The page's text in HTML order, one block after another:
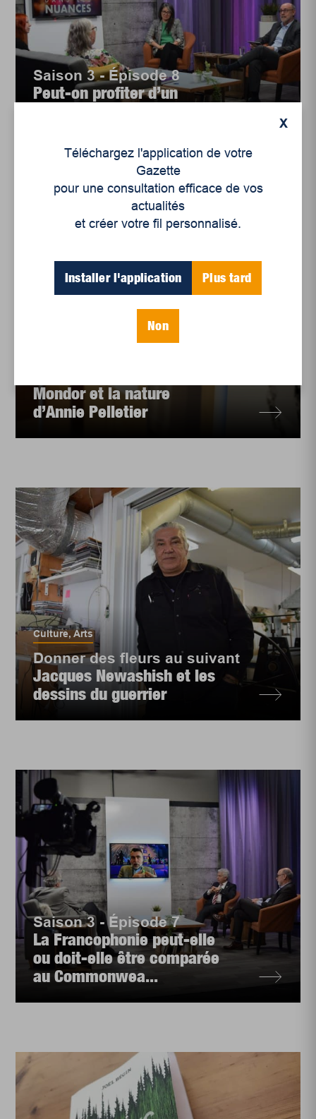
Saison 3 - Épisode 8
Peut-on profiter d’un
Arts
Mondor et la nature
d’Annie Pelletier
Culture,Arts
Donner des fleurs au suivant
Jacques Newashish et les
dessins du guerrier
Saison 3 - Épisode 7
La Francophonie peut-elle
ou doit-elle être comparée
au Commonwea...
X
Téléchargez l'application de votre
Gazette
pour une consultation efficace de vos
actualités
et créer votre fil personnalisé.
Installer l'application Plus tard
Non